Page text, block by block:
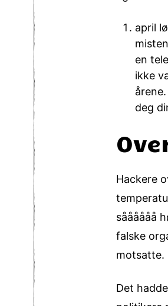
april
en
ikke
deg
Hackere
såååååå
falske
motsatte.
Det